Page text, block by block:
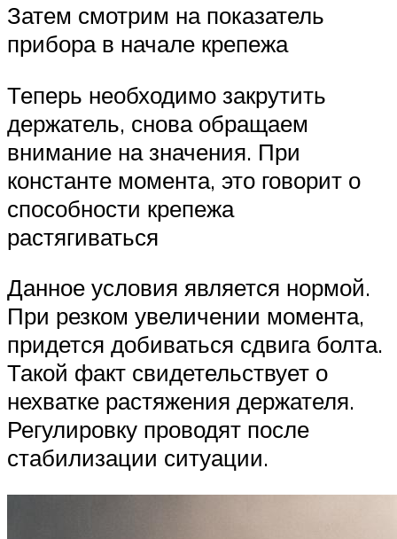
Затем смотрим на показатель
прибора в начале крепежа
Теперь необходимо закрутить
держатель, снова обращаем
внимание на значения. При
константе момента, это говорит о
способности крепежа
растягиваться
Данное условия является нормой.
При резком увеличении момента,
придется добиваться сдвига болта.
Такой факт свидетельствует о
нехватке растяжения держателя.
Регулировку проводят после
стабилизации ситуации.